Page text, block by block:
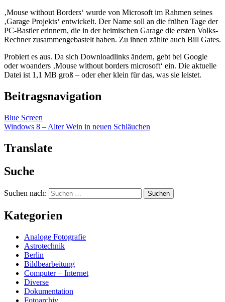
‚Mouse without Borders‘ wurde von Microsoft im Rahmen seines
‚Garage Projekts‘ entwickelt. Der Name soll an die frühen Tage der
PC-Bastler erinnern, die in der heimischen Garage die ersten Volks-
Rechner zusammengebastelt haben. Zu ihnen zählte auch Bill Gates.
Probiert es aus. Da sich Downloadlinks ändern, gebt bei Google
oder woanders ‚Mouse without borders microsoft‘ ein. Die aktuelle
Datei ist 1,1 MB groß – oder eher klein für das, was sie leistet.
Beitragsnavigation
Blue Screen
Windows 8 – Alter Wein in neuen Schläuchen
Translate
Suche
Suchen nach:
Kategorien
Analoge Fotografie
Astrotechnik
Berlin
Bildbearbeitung
Computer + Internet
Diverse
Dokumentation